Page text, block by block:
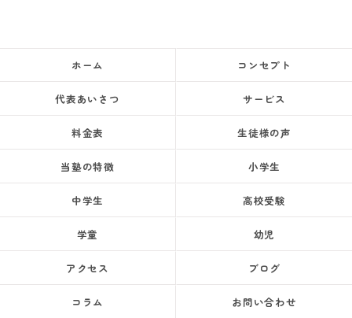
ホーム コンセプト
代表あいさつ サービス
料金表 生徒様の声
当塾の特徴 小学生
中学生 高校受験
学童 幼児
アクセス ブログ
コラム お問い合わせ